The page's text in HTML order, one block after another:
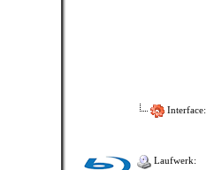
Interface:
Laufwerk: